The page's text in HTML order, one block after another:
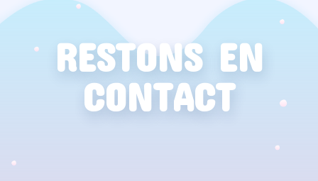
RESTONS EN
CONTACT